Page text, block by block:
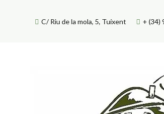
C/ Riu de la mola, 5, Tuixent + (34)